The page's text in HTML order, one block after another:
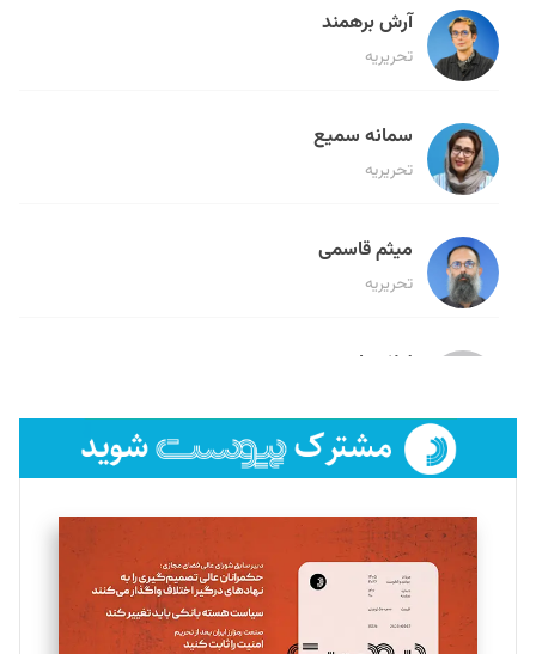
آرش برهمند
تحریریه
سمانه سمیع
تحریریه
میثم قاسمی
تحریریه
لیلا حنارود
فائزه فتحی رستمی
تحریریه
سروش کرمیان
تحریریه